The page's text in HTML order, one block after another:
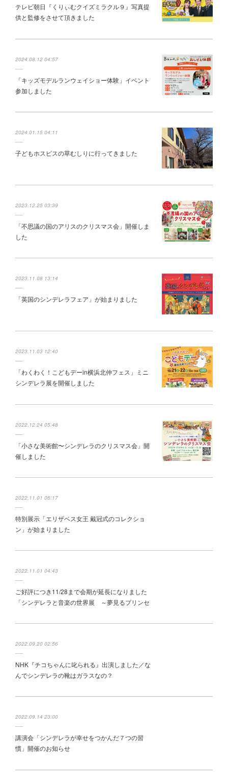
テレビ朝日『くりぃむクイズミラクル９』写真提
供と監修をさせて頂きました
2024.08.12 04:57
「キッズモデルランウェイショー体験」イベント
参加しました
2024.01.15 04:11
子どもホスピスの草むしりに行ってきました
2023.12.25 03:39
「不思議の国のアリスのクリスマス会」開催しま
した
2023.11.08 13:14
「英国のシンデレラフェア」が始まりました
2023.11.03 12:40
「わくわく！こどもデーin横浜北仲フェス」ミニ
シンデレラ展を開催しました
2022.12.24 05:48
「小さな美術館〜シンデレラのクリスマス会」開
催しました
2022.11.01 06:17
特別展示「エリザベス女王 戴冠式のコレクショ
ン」が始まりました
2022.11.01 04:43
ご好評につき11/28まで会期が延長になりました
「シンデレラと音楽の世界展 ～夢見るプリンセ
2022.09.20 02:56
NHK『チコちゃんに叱られる』出演しました／な
んでシンデレラの靴はガラスなの？
2022.09.14 23:00
講演会「シンデレラが幸せをつかんだ７つの習
慣」開催のお知らせ